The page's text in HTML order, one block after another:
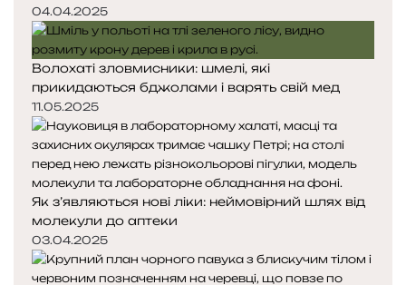
а
а
04.04.2025
Волохаті зловмисники: шмелі, які
прикидаються бджолами і варять свій мед
11.05.2025
Як з’являються нові ліки: неймовірний шлях від
молекули до аптеки
03.04.2025